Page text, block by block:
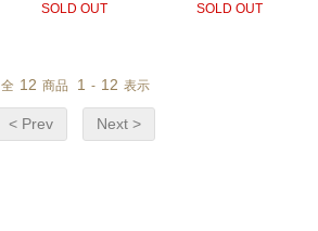
SOLD OUT
SOLD OUT
全 12 商品 1 - 12 表示
< Prev Next >